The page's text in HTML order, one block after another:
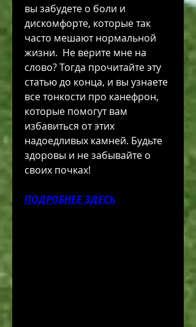
вы забудете о боли и
дискомфорте, которые так
часто мешают нормальной
жизни.  Не верите мне на
слово? Тогда прочитайте эту
статью до конца, и вы узнаете
все тонкости про канефрон,
которые помогут вам
избавиться от этих
надоедливых камней. Будьте
здоровы и не забывайте о
своих почках!
ПОДРОБНЕЕ ЗДЕСЬ